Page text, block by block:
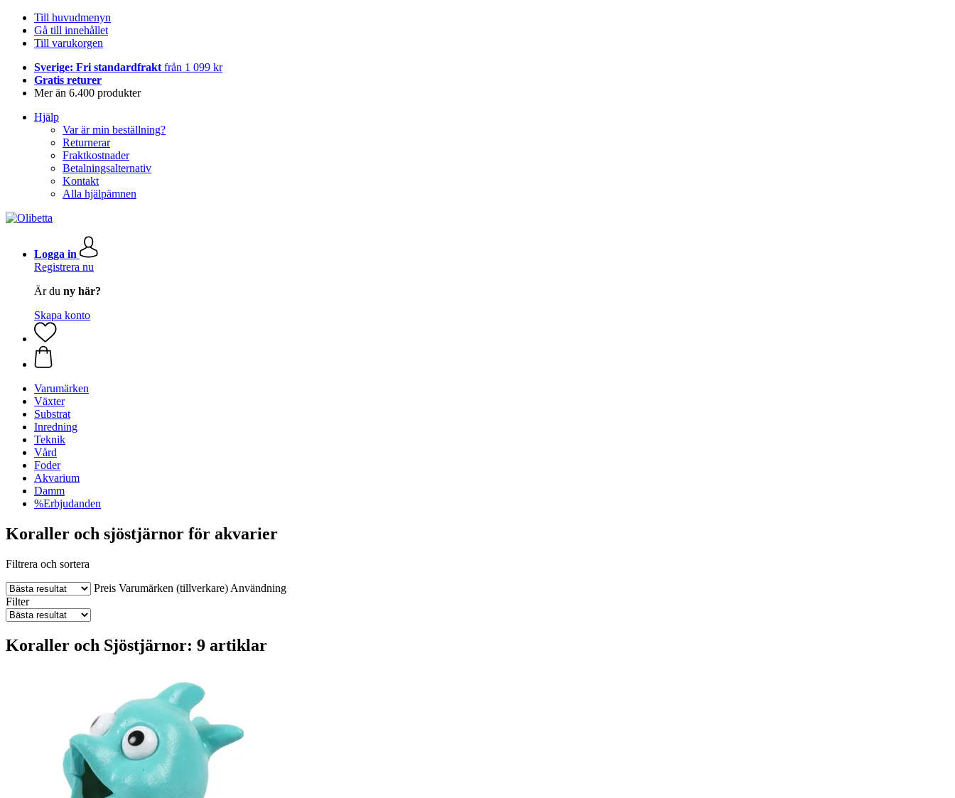
Till huvudmenyn
Gå till innehållet
Till varukorgen
Sverige: Fri standardfrakt från 1 099 kr
Gratis returer
Mer än 6.400 produkter
Hjälp
Var är min beställning?
Returnerar
Fraktkostnader
Betalningsalternativ
Kontakt
Alla hjälpämnen
Logga in
Registrera nu
Är du ny här?
Skapa konto
Varumärken
Växter
Substrat
Inredning
Teknik
Vård
Foder
Akvarium
Damm
%Erbjudanden
Koraller och sjöstjärnor för akvarier
Filtrera och sortera
Preis Varumärken (tillverkare) Användning
Filter
Koraller och Sjöstjärnor: 9 artiklar